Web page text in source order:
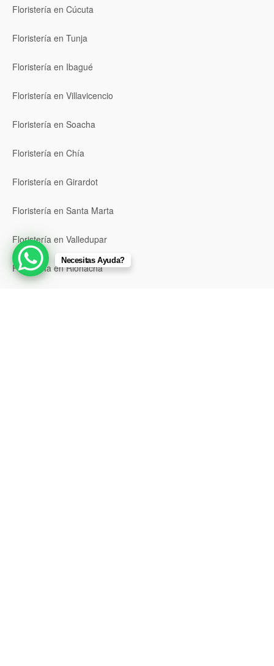
Floristería en Cúcuta
Floristería en Tunja
Floristería en Ibagué
Floristería en Villavicencio
Floristería en Soacha
Floristería en Chía
Floristería en Girardot
Floristería en Santa Marta
Floristería en Valledupar
Floristería en Riohacha
Necesitas Ayuda?